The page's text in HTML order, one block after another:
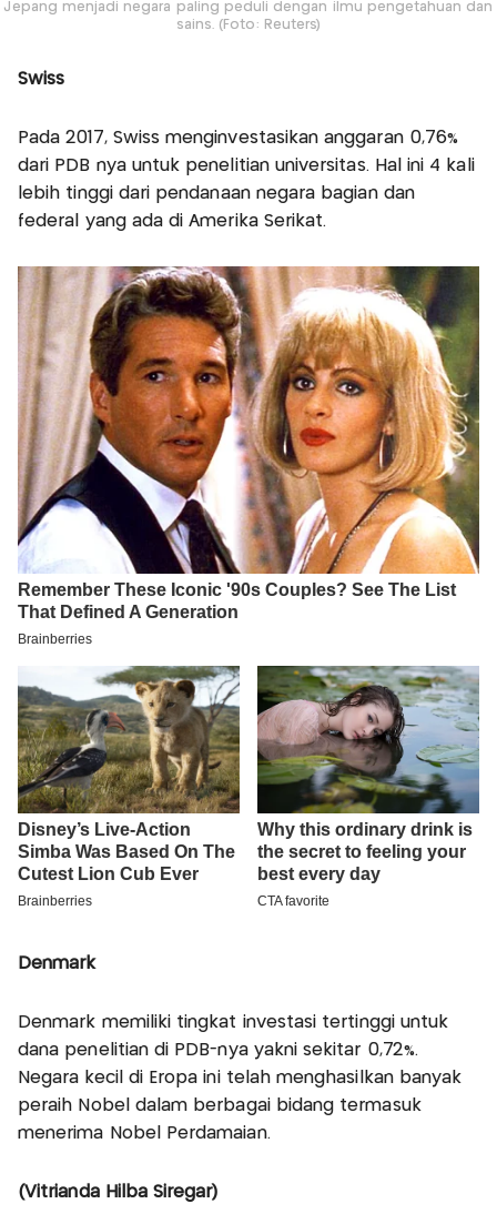
Jepang menjadi negara paling peduli dengan ilmu pengetahuan dan
sains. (Foto: Reuters)
Swiss
Pada 2017, Swiss menginvestasikan anggaran 0,76%
dari PDB nya untuk penelitian universitas. Hal ini 4 kali
lebih tinggi dari pendanaan negara bagian dan
federal yang ada di Amerika Serikat.
Denmark
Denmark memiliki tingkat investasi tertinggi untuk
dana penelitian di PDB-nya yakni sekitar 0,72%.
Negara kecil di Eropa ini telah menghasilkan banyak
peraih Nobel dalam berbagai bidang termasuk
menerima Nobel Perdamaian.
(Vitrianda Hilba Siregar)